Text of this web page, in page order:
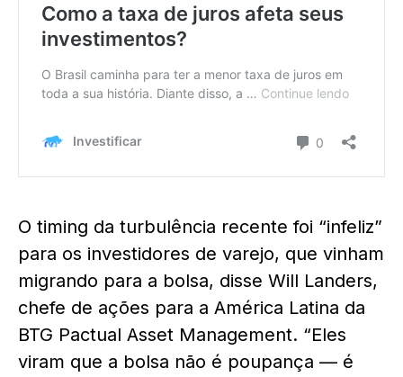
O timing da turbulência recente foi “infeliz”
para os investidores de varejo, que vinham
migrando para a bolsa, disse Will Landers,
chefe de ações para a América Latina da
BTG Pactual Asset Management. “Eles
viram que a bolsa não é poupança — é